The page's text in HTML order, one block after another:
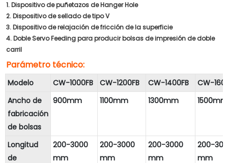
1. Dispositivo de puñetazos de Hanger Hole
2. Dispositivo de sellado de tipo V
3. Dispositivo de relajación de fricción de la superficie
4. Doble Servo Feeding para producir bolsas de impresión de doble
carril
Parámetro técnico:
Modelo CW-1000FB CW-1200FB CW-1400FB
CW-
Ancho de
fabricación
de bolsas
900mm 1100mm 1300mm 1500mm
Longitud
de
200-3000
mm
200-3000
mm
200-3000
mm
200-
mm